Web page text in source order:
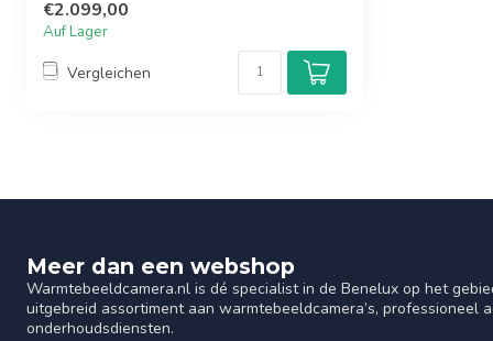
€2.099,00
Auf Lager
Vergleichen
Meer dan een webshop
Warmtebeeldcamera.nl is dé specialist in de Benelux op het
uitgebreid assortiment aan warmtebeeldcamera’s, professioneel
onderhoudsdiensten.